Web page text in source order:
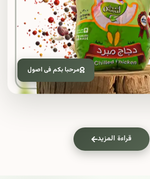
مرحبا بكم فى اصول
قراءة المزيد